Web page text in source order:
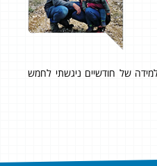
של חודשיים ניגשתי לחמש